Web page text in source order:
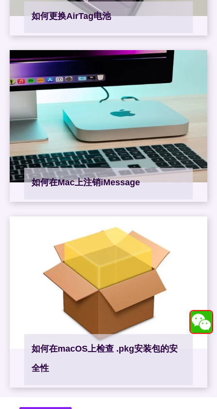
如何更换AirTag电池
如何在Mac上注销iMessage
如何在macOS上检查 .pkg安装包的安
全性